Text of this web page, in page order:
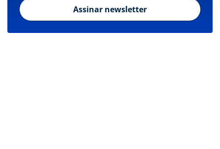
Assinar newsletter